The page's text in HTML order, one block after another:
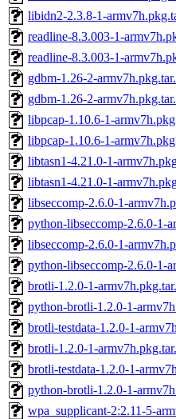
libidn2-2.3.8-1-
readline-8.3.003-1-
readline-8.3.003-1-
gdbm-1.26-2-
gdbm-1.26-2-
libpcap-1.10.6-1-
libpcap-1.10.6-1-
libtasn1-4.21.0-1-
libtasn1-4.21.0-1-
libseccomp-2.6.0-1-
python-libseccomp-2.6.0-1-
libseccomp-2.6.0-1-
python-libseccomp-2.6.0-1-
brotli-1.2.0-1-
python-brotli-1.2.0-1-
brotli-testdata-1.2.0-1-
brotli-1.2.0-1-
brotli-testdata-1.2.0-1-
python-brotli-1.2.0-1-
wpa_supplicant-2:2.11-5-